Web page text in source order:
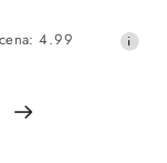
100/180,
4.99